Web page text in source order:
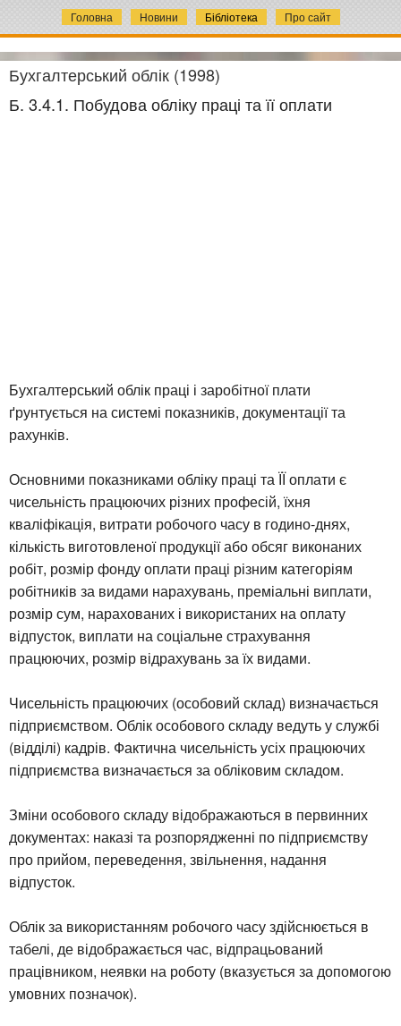
Головна Новини Бібліотека Про сайт
Бухгалтерський облік (1998)
Б. 3.4.1. Побудова обліку праці та її оплати
Бухгалтерський облік праці і заробітної плати
ґрунтується на системі показників, документації та
рахунків.
Основними показниками обліку праці та ЇЇ оплати є
чисельність працюючих різних професій, їхня
кваліфікація, витрати робочого часу в годино-днях,
кількість виготовленої продукції або обсяг виконаних
робіт, розмір фонду оплати праці різним категоріям
робітників за видами нарахувань, преміальні виплати,
розмір сум, нарахованих і використаних на оплату
відпусток, виплати на соціальне страхування
працюючих, розмір відрахувань за їх видами.
Чисельність працюючих (особовий склад) визначається
підприємством. Облік особового складу ведуть у службі
(відділі) кадрів. Фактична чисельність усіх працюючих
підприємства визначається за обліковим складом.
Зміни особового складу відображаються в первинних
документах: наказі та розпорядженні по підприємству
про прийом, переведення, звільнення, надання
відпусток.
Облік за використанням робочого часу здійснюється в
табелі, де відображається час, відпрацьований
працівником, неявки на роботу (вказується за допомогою
умовних позначок).